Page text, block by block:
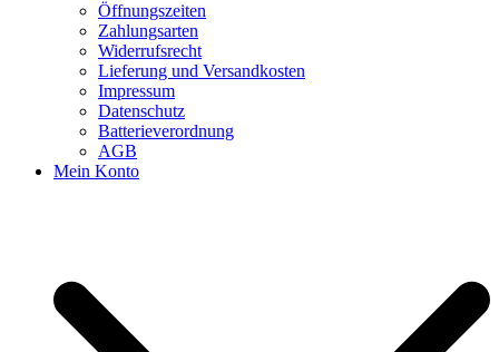
Öffnungszeiten
Zahlungsarten
Widerrufsrecht
Lieferung und Versandkosten
Impressum
Datenschutz
Batterieverordnung
AGB
Mein Konto